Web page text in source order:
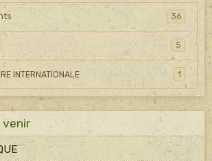
36
5
INTERNATIONALE 1
venir